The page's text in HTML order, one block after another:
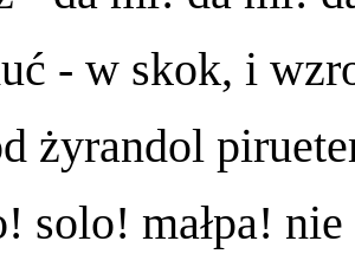
- w skok, i
żyrandol
solo! małpa!